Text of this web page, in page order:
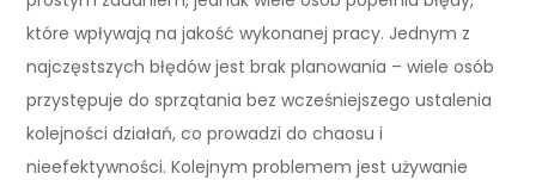
które wpływają na jakość wykonanej pracy. Jednym z
najczęstszych błędów jest brak planowania – wiele osób
przystępuje do sprzątania bez wcześniejszego ustalenia
kolejności działań, co prowadzi do chaosu i
nieefektywności. Kolejnym problemem jest używanie